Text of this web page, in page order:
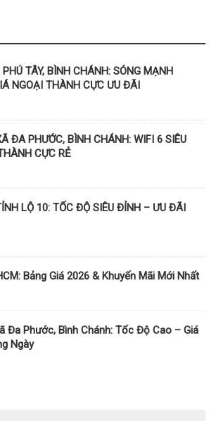
TÂY, BÌNH CHÁNH: SÓNG MẠNH
NGOẠI THÀNH CỰC ƯU ĐÃI
ĐA PHƯỚC, BÌNH CHÁNH: WIFI 6 SIÊU
CỰC RẺ
LỘ 10: TỐC ĐỘ SIÊU ĐỈNH – ƯU ĐÃI
Bảng Giá 2026 & Khuyến Mãi Mới Nhất
Đa Phước, Bình Chánh: Tốc Độ Cao – Giá
Ngày